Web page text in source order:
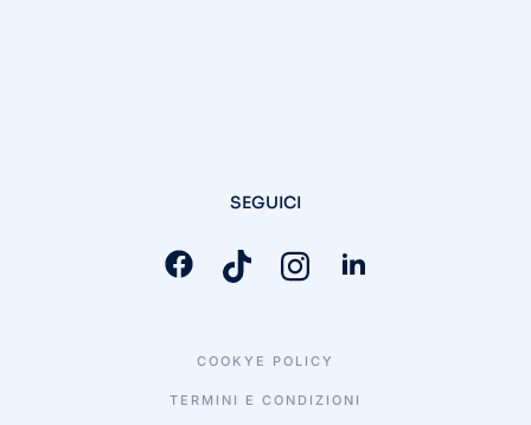
SEGUICI
COOKYE POLICY
TERMINI E CONDIZIONI